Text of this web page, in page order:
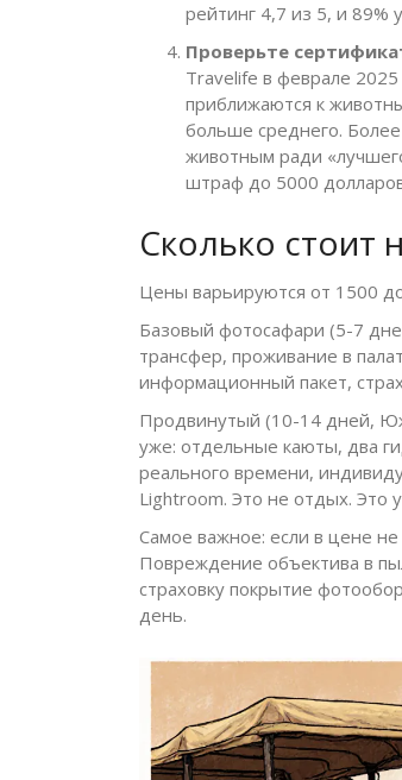
рейтинг 4,7 из 5, и 89%
Проверьте
Travelife в феврале
приближаются к
больше среднего.
животным ради
штраф до 5000
Сколько стоит
Цены варьируются от 1500
Базовый фотосафари (5-7
трансфер, проживание в
информационный пакет,
Продвинутый (10-14 дней,
уже: отдельные каюты, два
реального времени,
Lightroom. Это не отдых. Это
Самое важное: если в цене не
Повреждение объектива в
страховку покрытие
день.